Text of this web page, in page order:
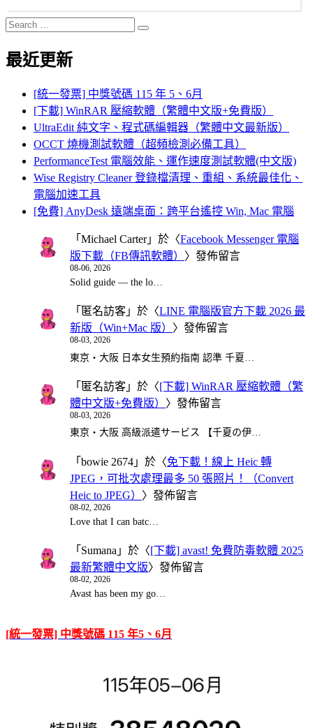
Search
for:
Search
最近更新
[統一發票] 中獎號碼 115 年 5、6月
[下載] WinRAR 壓縮軟體（繁體中文版+免費版）
UltraEdit 純文字、程式碼編輯器（繁體中文最新版）
OCCT 燒機測試軟體（超頻檢測必備工具）
PerformanceTest 電腦效能、運作速度測試軟體(中文版)
Wise Registry Cleaner 登錄檔清理、重組、系統最佳化、
電腦加速工具
[免費] AnyDesk 遠端桌面：跨平台遙控 Win, Mac 電腦
「 Michael Carter」於〈Facebook Messenger 電腦
版下載（FB傳訊軟體） 〉發佈留言
08-06, 2026
Solid guide — the lo…
「 匿名訪客 」於〈LINE 電腦版官方下載 2026 最
新版（Win+Mac 版）
〉發佈留言
08-03, 2026
東京・大阪 日本女生預約指南 認準 千夏…
「 匿名訪客 」於〈[下載] WinRAR 壓縮軟體（繁
體中文版+免費版） 〉發佈留言
08-03, 2026
東京・大阪 高級派遣サービス 【千夏の伊…
「 bowie 2674 」於〈免下載！線上 Heic 轉
JPEG，可批次處理最多 50 張照片！（Convert
Heic to JPEG） 〉發佈留言
08-02, 2026
Love that I can batc…
「 Sumana 」於〈[下載] avast! 免費防毒軟體 2025
最新繁體中文版〉發佈留言
08-02, 2026
Avast has been my go…
[統一發票] 中獎號碼 115 年5、6月